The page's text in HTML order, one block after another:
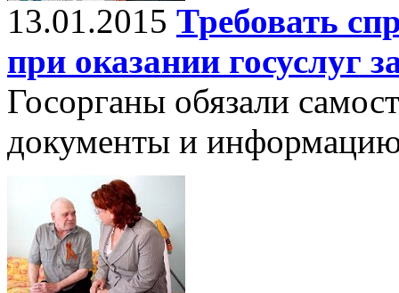
13.01.2015 Требовать
при оказании госуслуг
Госорганы обязали
документы и информацию